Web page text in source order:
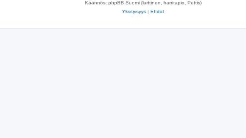
Käännös: phpBB Suomi (lurttinen, harritapio, Pettis)
Yksityisyys | Ehdot